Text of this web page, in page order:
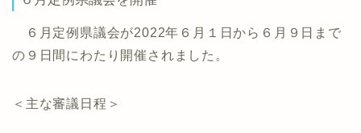
６月定例県議会が2022年６月１日から６月９日まで
の９日間にわたり開催されました。
＜主な審議日程＞